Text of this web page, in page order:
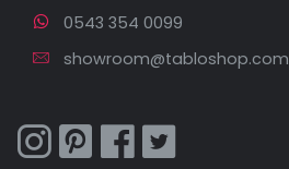
0543 354 0099
showroom@tabloshop.com